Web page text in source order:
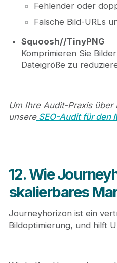
Fehlender oder
Falsche Bild-URLs
Squoosh//TinyPNG
Komprimieren Sie
Dateigröße zu
Um Ihre Audit-Praxis
unsereSEO-Audit für den
12. Wie
skalierbares
Journeyhorizon ist ein
Bildoptimierung, und hilft